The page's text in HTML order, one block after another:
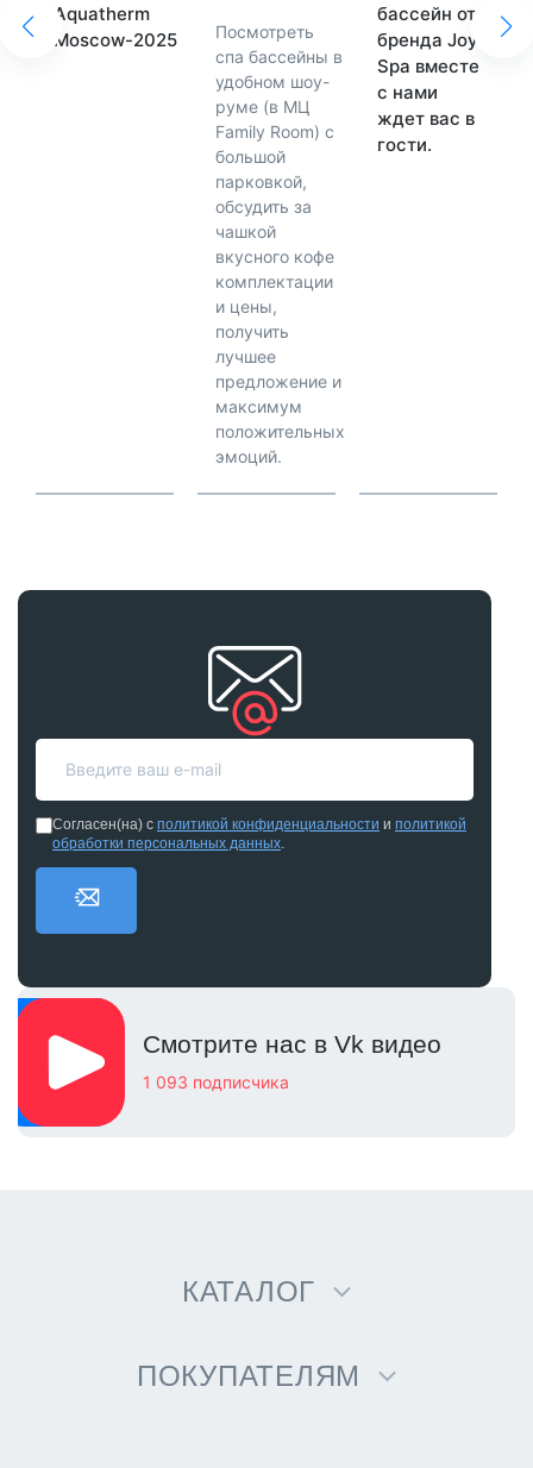
Aquatherm
Moscow-2025
Посмотреть
спа бассейны в
удобном шоу-
руме (в МЦ
Family Room) с
большой
парковкой,
обсудить за
чашкой
вкусного кофе
комплектации
и цены,
получить
лучшее
предложение и
максимум
положительных
эмоций.
бассейн от
бренда Joy
Spa вместе
с нами
ждет вас в
гости.
Согласен(на) с политикой конфиденциальности и политикой
обработки персональных данных
Смотрите нас в Vk видео
1 093 подписчика
КАТАЛОГ
ПОКУПАТЕЛЯМ